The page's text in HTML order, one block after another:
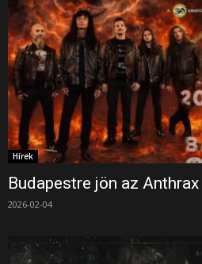
Hírek
Budapestre jön az Anthrax
2026-02-04